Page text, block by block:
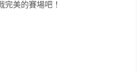
完美的賽場吧！